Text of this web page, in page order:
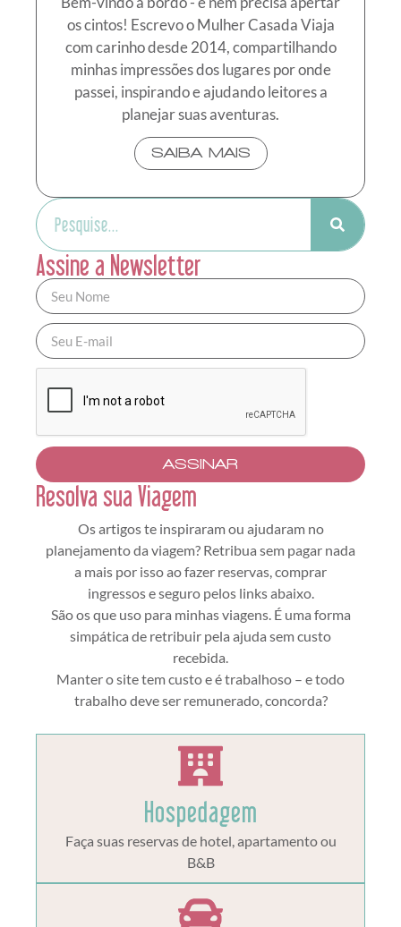
os cintos! Escrevo o Mulher Casada Viaja
com carinho desde 2014, compartilhando
minhas impressões dos lugares por onde
passei, inspirando e ajudando leitores a
planejar suas aventuras.
SAIBA MAIS
Assine a Newsletter
ASSINAR
Resolva sua Viagem
Os artigos te inspiraram ou ajudaram no
planejamento da viagem? Retribua sem pagar nada
a mais por isso ao fazer reservas, comprar
ingressos e seguro pelos links abaixo.
São os que uso para minhas viagens. É uma forma
simpática de retribuir pela ajuda sem custo
recebida.
Manter o site tem custo e é trabalhoso – e todo
trabalho deve ser remunerado, concorda?
Hospedagem
Faça suas reservas de hotel, apartamento ou
B&B